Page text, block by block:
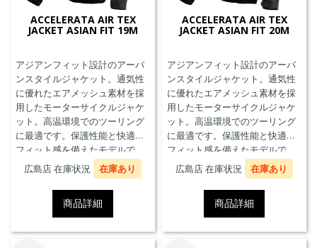
ACCELERATA AIR TEX
JACKET ASIAN FIT 19M
アジアンフィット設計のアーバ
ンスタイルジャケット。通気性
に優れたエアメッシュ素材を採
用したモーターサイクルジャケ
ット。高温環境でのツーリング
に最適です。保護性能と快適な
フィット感を備えたモデルで
す。
広島店 在庫状況 在庫あり
商品詳細
ACCELERATA AIR TEX
JACKET ASIAN FIT 20M
アジアンフィット設計のアーバ
ンスタイルジャケット。通気性
に優れたエアメッシュ素材を採
用したモーターサイクルジャケ
ット。高温環境でのツーリング
に最適です。保護性能と快適な
フィット感を備えたモデルで
す。
広島店 在庫状況 在庫あり
商品詳細